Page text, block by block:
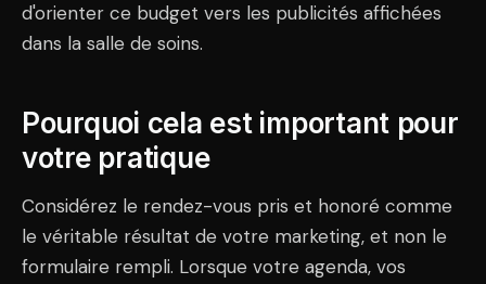
d'orienter ce budget vers les publicités affichées
dans la salle de soins.
Pourquoi cela est important pour
votre pratique
Considérez le rendez-vous pris et honoré comme
le véritable résultat de votre marketing, et non le
formulaire rempli. Lorsque votre agenda, vos